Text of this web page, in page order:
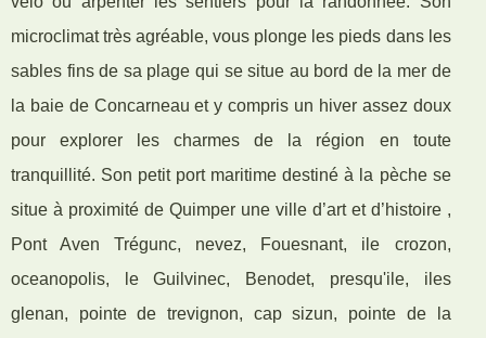
microclimat très agréable, vous plonge les pieds dans les
sables fins de sa plage qui se situe au bord de la mer de
la baie de Concarneau et y compris un hiver assez doux
pour explorer les charmes de la région en toute
tranquillité. Son petit port maritime destiné à la pèche se
situe à proximité de Quimper une ville d’art et d’histoire ,
Pont Aven Trégunc, nevez, Fouesnant, ile crozon,
oceanopolis, le Guilvinec, Benodet, presqu'ile, iles
glenan, pointe de trevignon, cap sizun, pointe de la